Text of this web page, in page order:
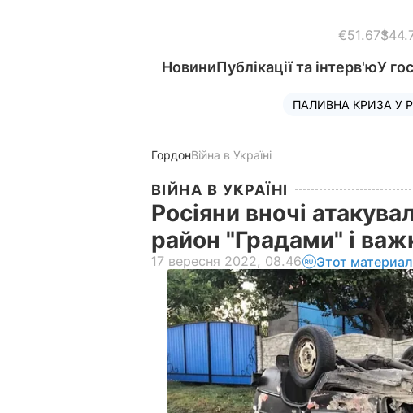
€51.67
НовиниПублікації та інтерв'юУ
ПАЛИВНА КРИЗА У
ГордонВійна в Україні
ВІЙНА В УКРАЇНІ
Росіяни вночі
район "Градами" і
17 вересня 2022, 08.46 Этот